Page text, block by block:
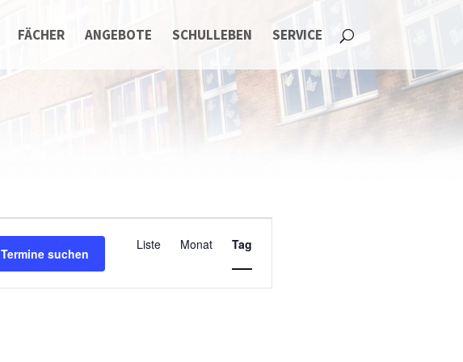
FÄCHER ANGEBOTE SCHULLEBEN SERVICE
Termine suchen
Ansichten-
Navigation
Liste Monat Tag